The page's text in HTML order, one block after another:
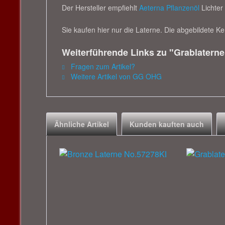
Der Hersteller empfiehlt Aeterna Pflanzenöl
Sie kaufen hier nur die Laterne. Die abgebildete
Weiterführende Links zu
Fragen zum Artikel?
Weitere Artikel von GG OHG
Ähnliche Artikel Kunden kauften auch